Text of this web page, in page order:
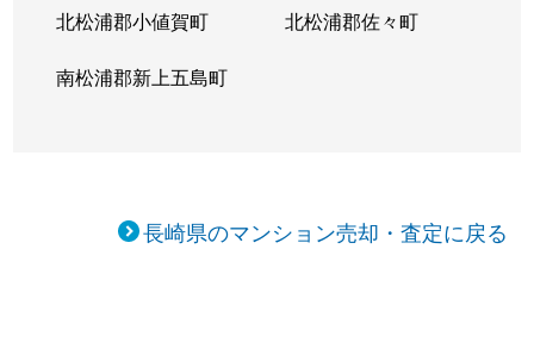
北松浦郡小値賀町 北松浦郡佐々町
南松浦郡新上五島町
長崎県のマンション売却・査定に戻る